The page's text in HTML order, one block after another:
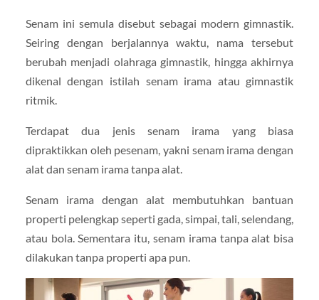
Senam ini semula disebut sebagai modern gimnastik.
Seiring dengan berjalannya waktu, nama tersebut
berubah menjadi olahraga gimnastik, hingga akhirnya
dikenal dengan istilah senam irama atau gimnastik
ritmik.
Terdapat dua jenis senam irama yang biasa
dipraktikkan oleh pesenam, yakni senam irama dengan
alat dan senam irama tanpa alat.
Senam irama dengan alat membutuhkan bantuan
properti pelengkap seperti gada, simpai, tali, selendang,
atau bola. Sementara itu, senam irama tanpa alat bisa
dilakukan tanpa properti apa pun.